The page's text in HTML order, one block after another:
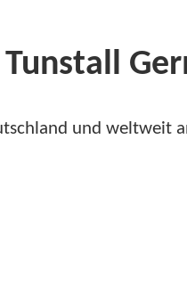
und weltweit